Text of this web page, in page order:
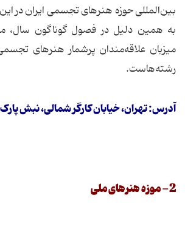
بین‌المللی حوزه هنرهای تجسمی ‌ایران در
به همین دلیل در فصول گوناگون سال،
میزبان علاقه‌مندان پر‌شمار هنرهای
رشته‌هاست.
آدرس: تهران، خیابان کارگر شمالی، نبش پارک
2- موزه هنرهای ملی